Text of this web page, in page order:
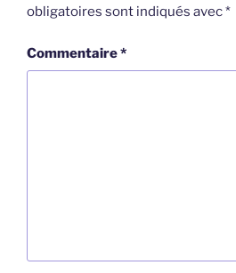
obligatoires sont indiqués avec*
Commentaire*